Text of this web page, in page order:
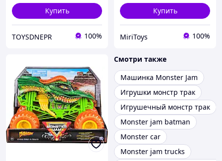
Купить
TOYSDNEPR 100%
Купить
MiriToys 100%
Смотри также
Машинка Monster Jam
Игрушки монстр трак
Игрушечный монстр трак
Monster jam batman
Monster car
Monster jam trucks